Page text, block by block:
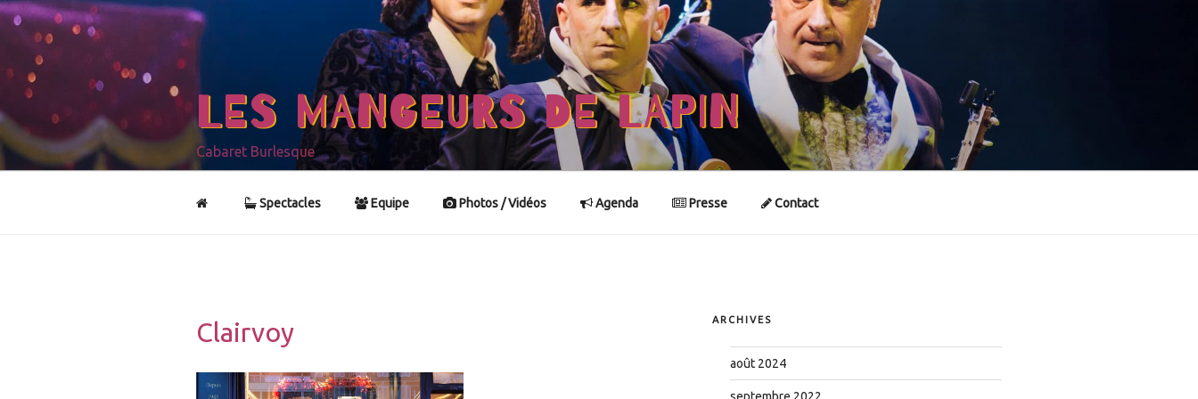
Aller
contenu
principal
LES MANGEURS DE LAPIN
Cabaret Burlesque
Spectacles Equipe Photos / Vidéos Agenda Presse Contact
Clairvoy ARCHIVES
août 2024